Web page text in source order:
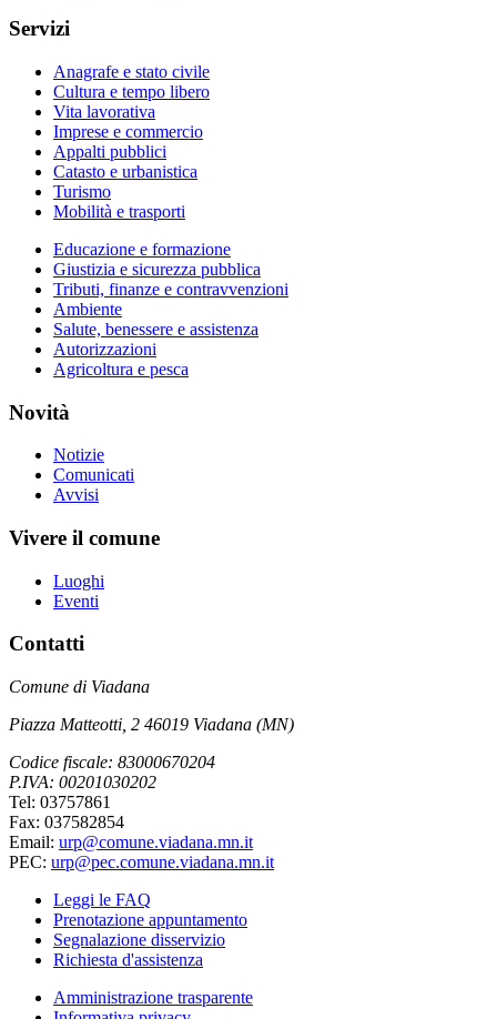
Servizi
Anagrafe e stato civile
Cultura e tempo libero
Vita lavorativa
Imprese e commercio
Appalti pubblici
Catasto e urbanistica
Turismo
Mobilità e trasporti
Educazione e formazione
Giustizia e sicurezza pubblica
Tributi, finanze e contravvenzioni
Ambiente
Salute, benessere e assistenza
Autorizzazioni
Agricoltura e pesca
Novità
Notizie
Comunicati
Avvisi
Vivere il comune
Luoghi
Eventi
Contatti
Comune di Viadana
Piazza Matteotti, 2 46019 Viadana (MN)
Codice fiscale: 83000670204
P.IVA: 00201030202
Tel: 03757861
Fax: 037582854
Email: urp@comune.viadana.mn.it
PEC: urp@pec.comune.viadana.mn.it
Leggi le FAQ
Prenotazione appuntamento
Segnalazione disservizio
Richiesta d'assistenza
Amministrazione trasparente